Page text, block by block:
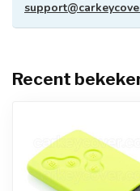
Recent